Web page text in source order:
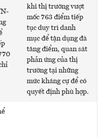
khi thị trường vượt
mốc 763 điểm tiếp
tục duy trì danh
mục để tận dụng đà
tăng điểm, quan sát
phản ứng của thị
trường tại những
mức kháng cự để có
quyết định phù hợp.